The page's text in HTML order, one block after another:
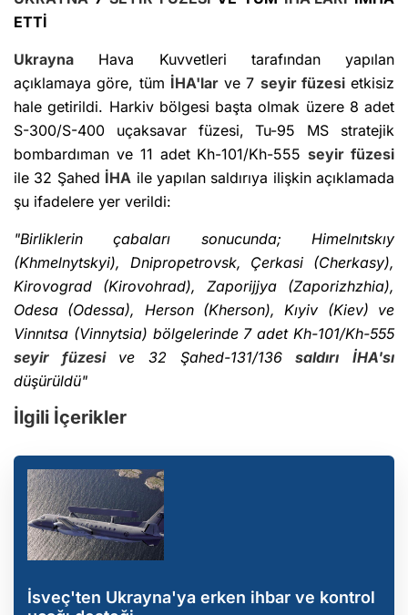
ETTİ
Ukrayna Hava Kuvvetleri tarafından yapılan
açıklamaya göre, tüm İHA'larve 7 seyir füzesietkisiz
hale getirildi. Harkiv bölgesi başta olmak üzere 8 adet
S-300/S-400 uçaksavar füzesi, Tu-95 MS stratejik
bombardıman ve 11 adet Kh-101/Kh-555seyir füzesi
ile 32 Şahed İHA ile yapılan saldırıya ilişkin açıklamada
şu ifadelere yer verildi:
"Birliklerin çabaları sonucunda; Himelnıtskıy
(Khmelnytskyi), Dnipropetrovsk, Çerkasi (Cherkasy),
Kirovograd (Kirovohrad), Zaporijjya (Zaporizhzhia),
Odesa (Odessa), Herson (Kherson), Kıyiv (Kiev) ve
Vinnıtsa (Vinnytsia) bölgelerinde 7 adet Kh-101/Kh-555
seyir füzesive 32 Şahed-131/136saldırı
İHA'sı
düşürüldü"
İlgili İçerikler
İsveç'ten Ukrayna'ya erken ihbar ve kontrol